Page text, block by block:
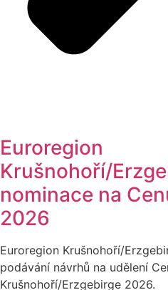
Euroregion
Krušnohoří/
nominace na
2026
Euroregion Krušnohoří/
podávání návrhů na udělení
Krušnohoří/Erzgebirge 2026.